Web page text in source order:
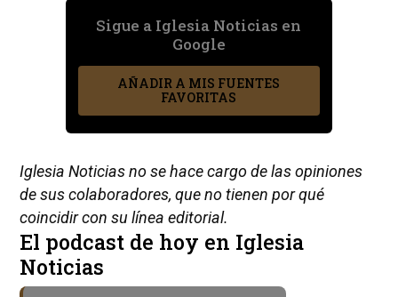
Sigue a Iglesia Noticias en
Google
AÑADIR A MIS FUENTES
FAVORITAS
Iglesia Noticias no se hace cargo de las opiniones
de sus colaboradores, que no tienen por qué
coincidir con su línea editorial.
El podcast de hoy en Iglesia
Noticias